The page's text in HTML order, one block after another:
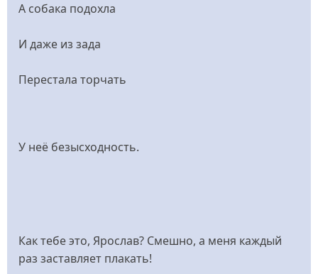
А собака подохла
И даже из зада
Перестала торчать
У неё безысходность.
Как тебе это, Ярослав? Смешно, а меня каждый
раз заставляет плакать!